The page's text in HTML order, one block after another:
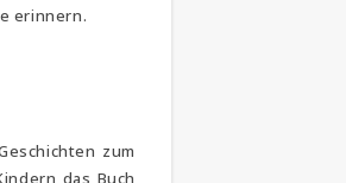
erinnern.
zum
das Buch